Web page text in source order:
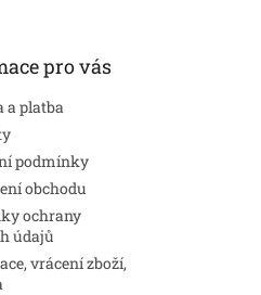
pro vás
a platba
podmínky
obchodu
ochrany
údajů
vrácení zboží,